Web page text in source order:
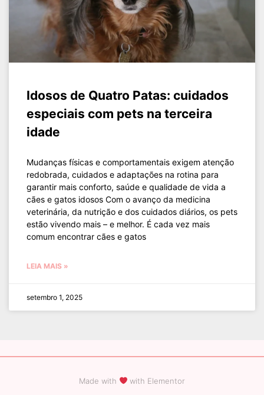
Idosos de Quatro Patas: cuidados
especiais com pets na terceira
idade
Mudanças físicas e comportamentais exigem atenção
redobrada, cuidados e adaptações na rotina para
garantir mais conforto, saúde e qualidade de vida a
cães e gatos idosos Com o avanço da medicina
veterinária, da nutrição e dos cuidados diários, os pets
estão vivendo mais – e melhor. É cada vez mais
comum encontrar cães e gatos
LEIA MAIS »
setembro 1, 2025
Made with with Elementor